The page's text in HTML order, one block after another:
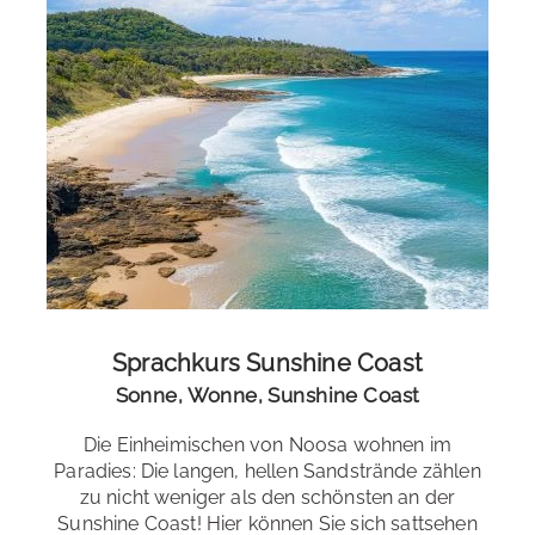
Sprachkurs Sunshine Coast
Sonne, Wonne, Sunshine Coast
Die Einheimischen von Noosa wohnen im
Paradies: Die langen, hellen Sandstrände zählen
zu nicht weniger als den schönsten an der
Sunshine Coast! Hier können Sie sich sattsehen
Lage der Sprachschule
Schülerresidenz
In unserer Schülerresidenz können Sie sofort Kontakte
knüpfen und lernen andere internationale
Sprachschüler*innen kennen. Sie wohnen in einem voll